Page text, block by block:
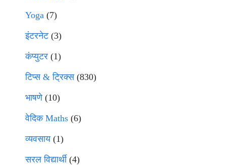
Yoga (7)
इंटरनेट(3)
कंप्युटर (1)
टिप्स & ट्रिक्स(830)
भाषणे(10)
वेदिक Maths (6)
व्यवसाय(1)
सरल विद्यार्थी(4)